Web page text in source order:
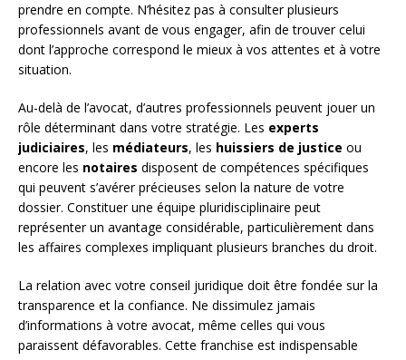
prendre en compte. N’hésitez pas à consulter plusieurs
professionnels avant de vous engager, afin de trouver celui
dont l’approche correspond le mieux à vos attentes et à votre
situation.
Au-delà de l’avocat, d’autres professionnels peuvent jouer un
rôle déterminant dans votre stratégie. Les experts
judiciaires, les médiateurs, les huissiers de justice ou
encore les notaires disposent de compétences spécifiques
qui peuvent s’avérer précieuses selon la nature de votre
dossier. Constituer une équipe pluridisciplinaire peut
représenter un avantage considérable, particulièrement dans
les affaires complexes impliquant plusieurs branches du droit.
La relation avec votre conseil juridique doit être fondée sur la
transparence et la confiance. Ne dissimulez jamais
d’informations à votre avocat, même celles qui vous
paraissent défavorables. Cette franchise est indispensable